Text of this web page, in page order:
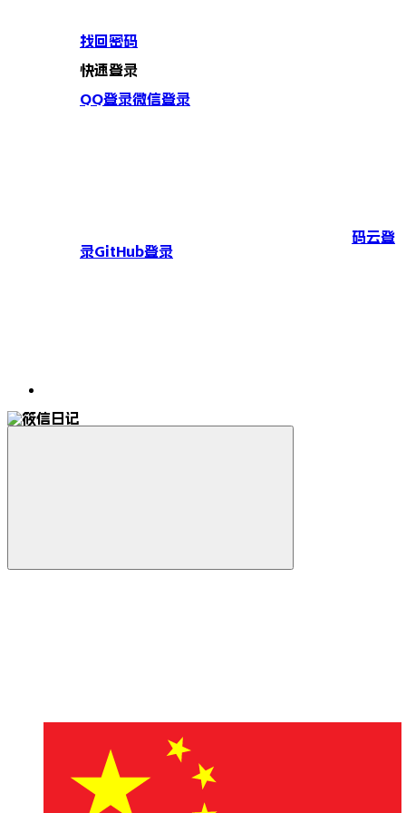
找回密码
快速登录
QQ登录微信登录
码云登
录GitHub登录